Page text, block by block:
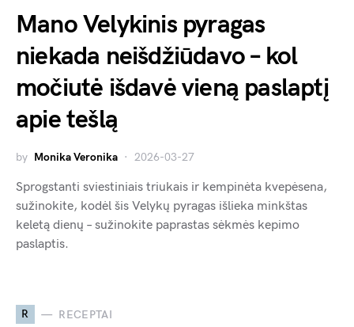
Mano Velykinis pyragas
niekada neišdžiūdavo – kol
močiutė išdavė vieną paslaptį
apie tešlą
by Monika Veronika 2026-03-27
Sprogstanti sviestiniais triukais ir kempinėta kvepėsena,
sužinokite, kodėl šis Velykų pyragas išlieka minkštas
keletą dienų – sužinokite paprastas sėkmės kepimo
paslaptis.
R RECEPTAI